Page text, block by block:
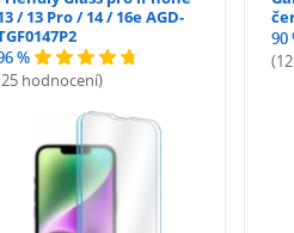
/ 13 Pro / 14 / 16e AGD-
%
hodnocení)
90